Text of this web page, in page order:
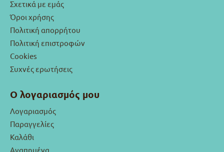
Σχετικά με εμάς
Όροι χρήσης
Πολιτική απορρήτου
Πολιτική επιστροφών
Cookies
Συχνές ερωτήσεις
Ο λογαριασμός μου
Λογαριασμός
Παραγγελίες
Καλάθι
Αγαπημένα